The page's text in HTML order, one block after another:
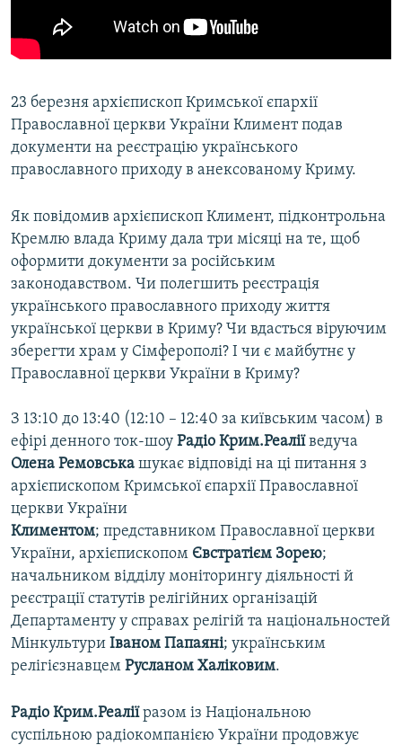
ВІДЕОУРОКИ «ELIFBE»
СВІДЧЕННЯ ОКУПАЦІЇ
ІНФОГРАФІКА
Русский
Qırımtatar
ДОЛУЧАЙСЯ!
23 березня архієпископ Кримської єпархії
Православної церкви України Климент подав
документи на реєстрацію українського
православного приходу в анексованому Криму.
Як повідомив архієпископ Климент, підконтрольна
Кремлю влада Криму дала три місяці на те, щоб
оформити документи за російським
законодавством. Чи полегшить реєстрація
українського православного приходу життя
української церкви в Криму? Чи вдасться віруючим
зберегти храм у Сімферополі? І чи є майбутнє у
Православної церкви України в Криму?
З 13:10 до 13:40 (12:10 – 12:40 за київським часом) в
ефірі денного ток-шоу Радіо Крим.Реаліїведуча
Олена Ремовська шукає відповіді на ці питання з
архієпископом Кримської єпархії Православної
церкви України
Климентом; представником Православної церкви
України, архієпископом Євстратієм Зорею;
начальником відділу моніторингу діяльності й
реєстрації статутів релігійних організацій
Департаменту у справах релігій та національностей
Мінкультури Іваном Папаяні; українським
релігієзнавцем Русланом Халіковим.
Радіо Крим.Реаліїразом із Національною
суспільною радіокомпанією України продовжує